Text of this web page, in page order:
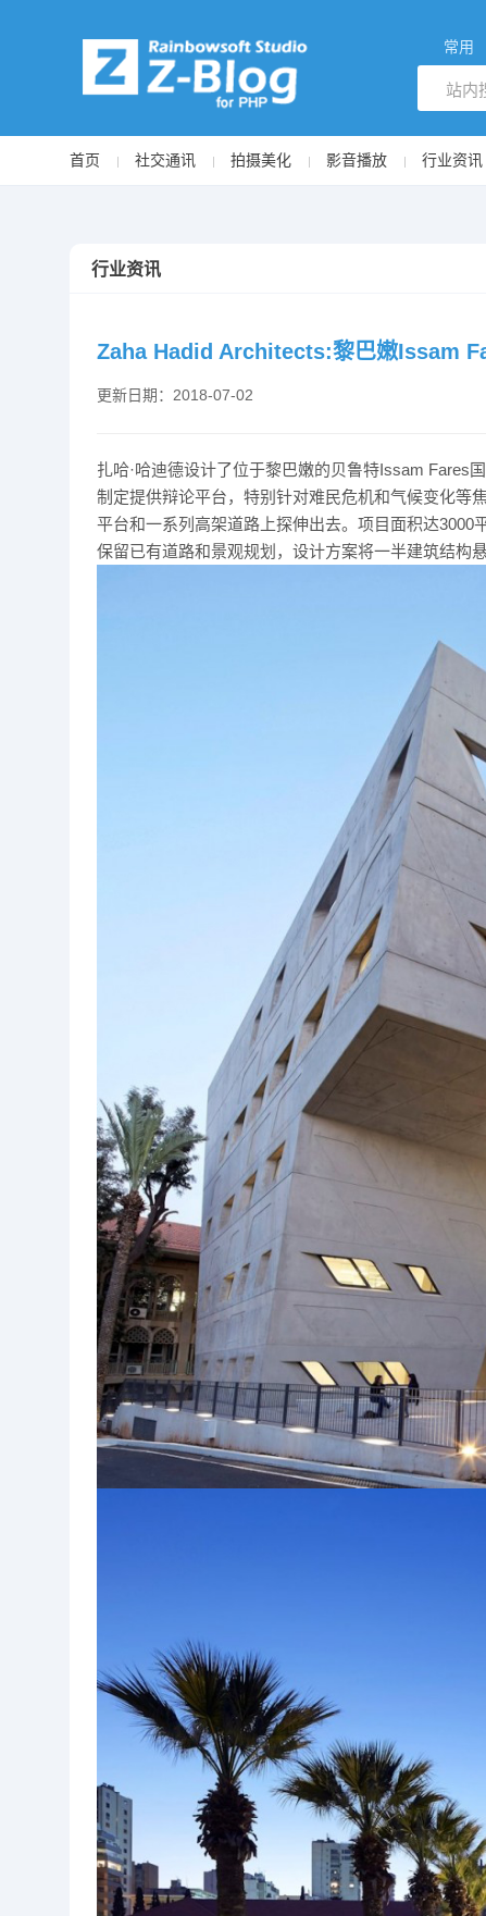
常用
首页 社交通讯 拍摄美化 影音播放 行业资讯
行业资讯
Zaha Hadid Architects:黎巴嫩Issam
更新日期：2018-07-02
扎哈·哈迪德设计了位于黎巴嫩的贝鲁特Issam Fares
制定提供辩论平台，特别针对难民危机和气候变化等
平台和一系列高架道路上探伸出去。项目面积达3000
保留已有道路和景观规划，设计方案将一半建筑结构